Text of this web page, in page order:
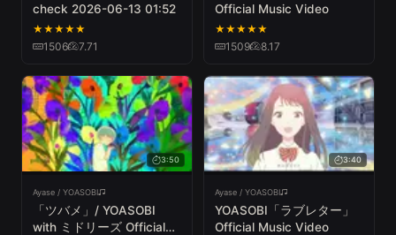
check 2026-06-13 01:52
★★★★★
1506 7.71
Official Music Video
★★★★★
1509 8.17
3:50
Ayase / YOASOBI
「ツバメ」/ YOASOBI
with ミドリーズ Official
3:40
Ayase / YOASOBI
YOASOBI「ラブレター」
Official Music Video